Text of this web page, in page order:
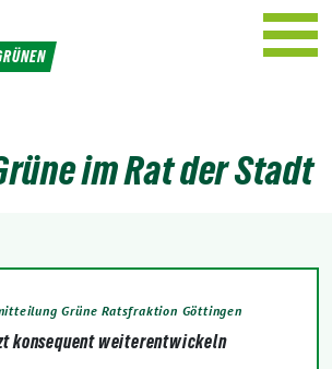
im Rat der Stadt
Grüne Ratsfraktion Göttingen
konsequent weiterentwickeln